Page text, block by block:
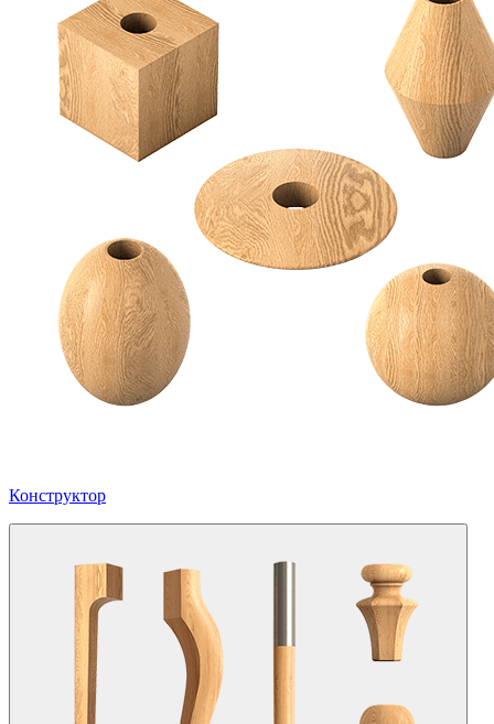
Конструктор